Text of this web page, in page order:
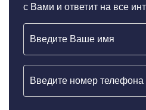
с Вами и ответит на все